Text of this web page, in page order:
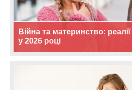
Війна та материнство:
у 2026 році